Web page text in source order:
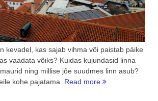
kevadel, kas sajab vihma või paistab päike
vaadata võiks? Kuidas kujundasid linna
ning millise jõe suudmes linn asub?
kohe pajatama. Read more “Kevadine